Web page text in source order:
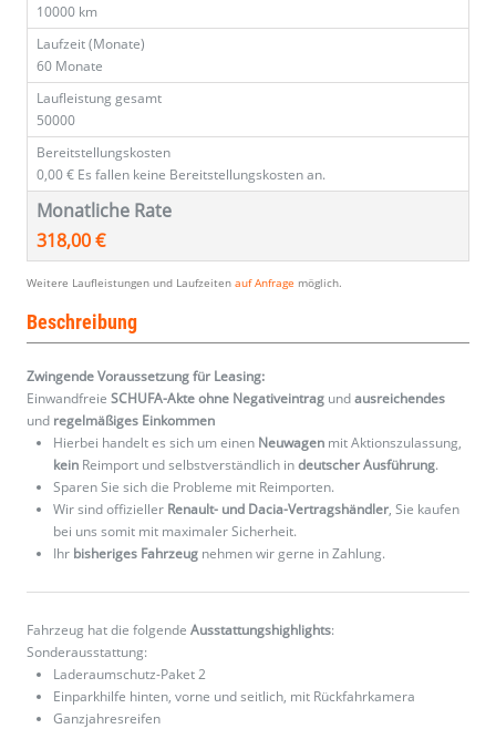
10000 km
Laufzeit (Monate)
60 Monate
Laufleistung gesamt
50000
Bereitstellungskosten
0,00 € Es fallen keine Bereitstellungskosten an.
Monatliche Rate
318,00 €
Weitere Laufleistungen und Laufzeiten auf Anfrage möglich.
Beschreibung
Zwingende Voraussetzung für Leasing:
Einwandfreie SCHUFA-Akte ohne Negativeintrag undausreichendes
und regelmäßiges Einkommen
Hierbei handelt es sich um einen Neuwagen mit Aktionszulassung,
kein Reimport und selbstverständlich indeutscher Ausführung.
Sparen Sie sich die Probleme mit Reimporten.
Wir sind offizieller Renault- und Dacia-Vertragshändler, Sie kaufen
bei uns somit mit maximaler Sicherheit.
Ihr bisheriges Fahrzeug nehmen wir gerne in Zahlung.
Fahrzeug hat die folgende Ausstattungshighlights:
Sonderausstattung:
Laderaumschutz-Paket 2
Einparkhilfe hinten, vorne und seitlich, mit Rückfahrkamera
Ganzjahresreifen